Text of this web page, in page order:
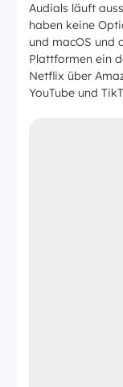
Audials läuft
haben keine
und macOS und
Plattformen ein
Netflix über
YouTube und